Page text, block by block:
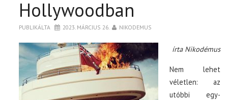
Hollywoodban
PUBLIKÁLTA 2023. MÁRCIUS 26. NIKODEMUS
írta Nikodémus
Nem lehet
véletlen: az
utóbbi egy-